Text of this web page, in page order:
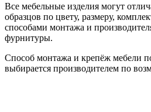
Все мебельные изделия могут
образцов по цвету, размеру,
способами монтажа и
фурнитуры.
Способ монтажа и крепёж мебели
выбирается производителем по